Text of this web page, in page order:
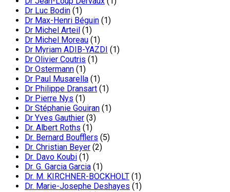
Dr Luc Bodin (1)
Dr Max-Henri Béguin (1)
Dr Michel Arteil (1)
Dr Michel Moreau (1)
Dr Myriam ADIB-YAZDI (1)
Dr Olivier Coutris (1)
Dr Ostermann (1)
Dr Paul Musarella (1)
Dr Philippe Dransart (1)
Dr Pierre Nys (1)
Dr Stéphanie Gouiran (1)
Dr Yves Gauthier (3)
Dr. Albert Roths (1)
Dr. Bernard Boufflers (5)
Dr. Christian Beyer (2)
Dr. Davo Koubi (1)
Dr. G. Garcia Garcia (1)
Dr. M. KIRCHNER-BOCKHOLT (1)
Dr. Marie-Josephe Deshayes (1)